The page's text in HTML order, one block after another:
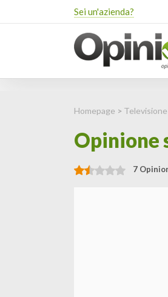
Sei un'azienda?
Homepage >
Opinione
7